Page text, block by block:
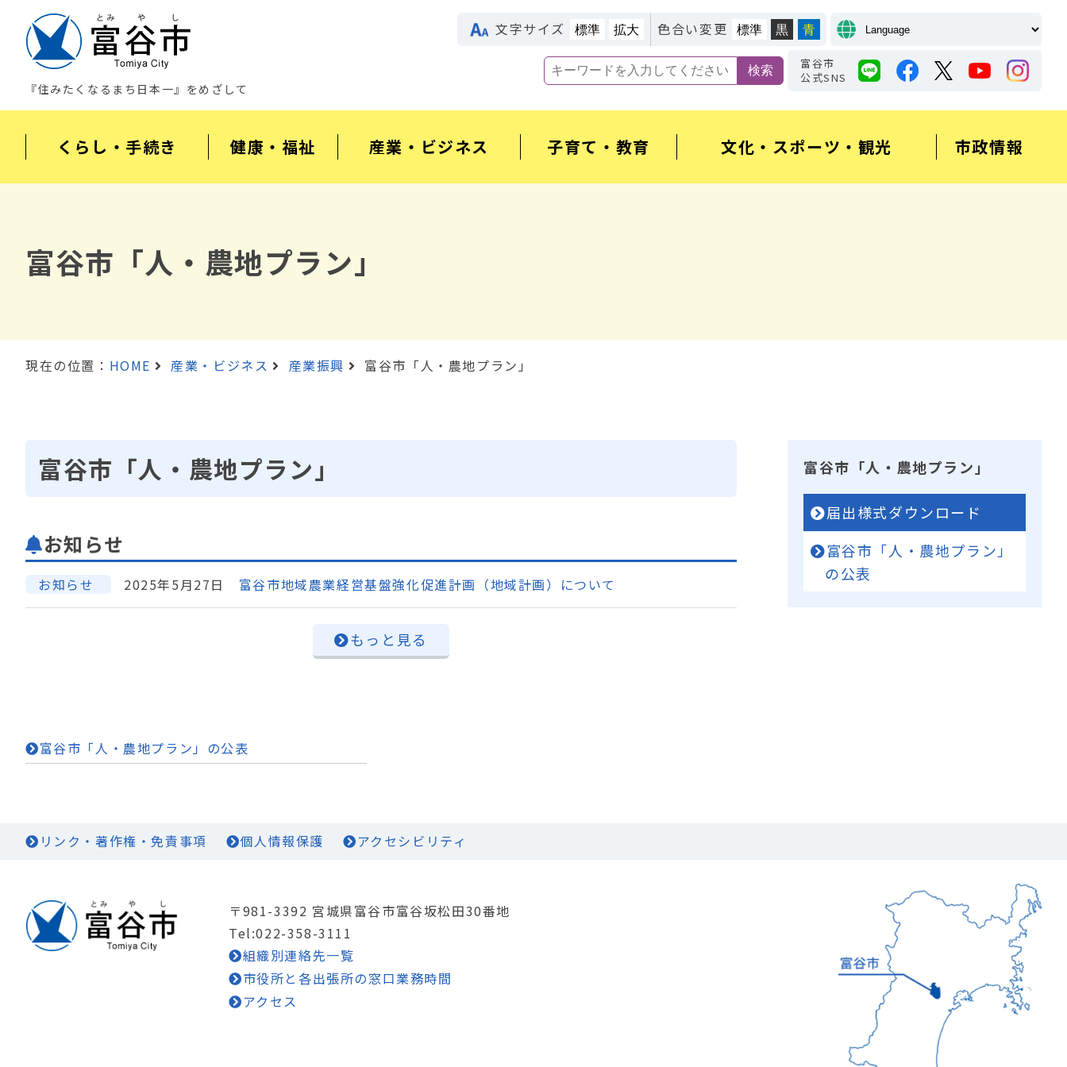
『住みたくなるまち日本一』をめざして
文字サイズ 標準 拡大 色合い変更 標準 黒 青
富谷市
公式SNS
くらし・手続き 健康・福祉 産業・ビジネス 子育て・教育 文化・スポーツ・観光 市政情報
富谷市「人・農地プラン」
現在の位置： HOME 産業・ビジネス 産業振興 富谷市「人・農地プラン」
富谷市「人・農地プラン」
お知らせ
お知らせ 2025年5月27日 富谷市地域農業経営基盤強化促進計画（地域計画）について
もっと見る
富谷市「人・農地プラン」の公表
富谷市「人・農地プラン」
届出様式ダウンロード
富谷市「人・農地プラン」
の公表
リンク・著作権・免責事項 個人情報保護 アクセシビリティ
〒981-3392 宮城県富谷市富谷坂松田30番地
Tel:022-358-3111
組織別連絡先一覧
市役所と各出張所の窓口業務時間
アクセス